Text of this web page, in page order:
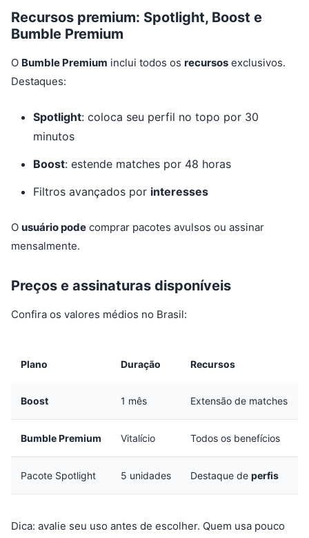
Recursos premium: Spotlight, Boost e
Bumble Premium
O Bumble Premium inclui todos os recursos exclusivos.
Destaques:
Spotlight: coloca seu perfil no topo por 30
minutos
Boost: estende matches por 48 horas
Filtros avançados por interesses
O usuário pode comprar pacotes avulsos ou assinar
mensalmente.
Preços e assinaturas disponíveis
Confira os valores médios no Brasil:
Plano Duração Recursos
Boost 1 mês Extensão de matches
Bumble Premium Vitalício Todos os benefícios
Pacote Spotlight 5 unidades Destaque de perfis
Dica: avalie seu uso antes de escolher. Quem usa pouco